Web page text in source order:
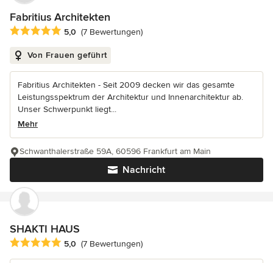
Fabritius Architekten
Durchschnittliche Bewertung: 5 von 5 Sternen
5,0 (7 Bewertungen)
Von Frauen geführt
Fabritius Architekten - Seit 2009 decken wir das gesamte
Leistungsspektrum der Architektur und Innenarchitektur ab.
Unser Schwerpunkt liegt...
Mehr
Nachricht
Schwanthalerstraße 59A, 60596 Frankfurt am Main
SHAKTI HAUS
Durchschnittliche Bewertung: 5 von 5 Sternen
5,0 (7 Bewertungen)